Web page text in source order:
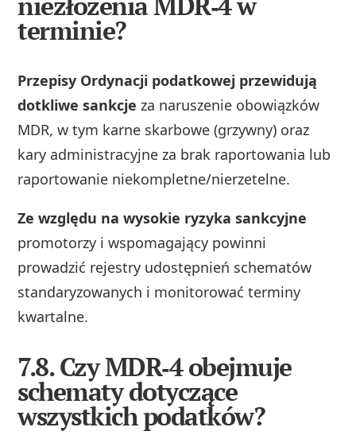
terminie?
Przepisy Ordynacji podatkowej przewidują
dotkliwe sankcje za naruszenie obowiązków
MDR, w tym karne skarbowe (grzywny) oraz
kary administracyjne za brak raportowania lub
raportowanie niekompletne/nierzetelne.
Ze względu na wysokie ryzyka sankcyjne
promotorzy i wspomagający powinni
prowadzić rejestry udostępnień schematów
standaryzowanych i monitorować terminy
kwartalne.
7.8. Czy MDR‑4 obejmuje
schematy dotyczące
wszystkich podatków?